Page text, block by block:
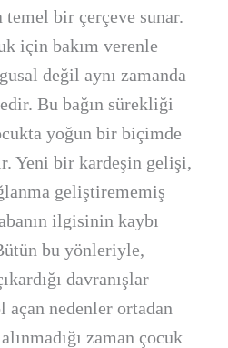
temel bir çerçeve sunar.
için bakım verenle
değil aynı zamanda
Bu bağın sürekliği
yoğun bir biçimde
Yeni bir kardeşin gelişi,
geliştirememiş
ilgisinin kaybı
bu yönleriyle,
davranışlar
açan nedenler ortadan
zaman çocuk